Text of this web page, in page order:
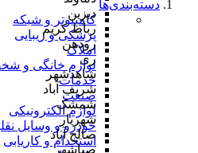
دیزین
رباط کریم
رودهن
ری
شاهدشهر
شریف آباد
شمشک
شهریار
صالح آباد
صباشهر
دسته‌بندی‌ها
کامپیوتر و شبکه
پزشکی و زیبایی
املاک
لوازم خانگی و
خدمات
صنعت
لوازم الکترونیکی
خودرو و وسایل
استخدام و کاریابی